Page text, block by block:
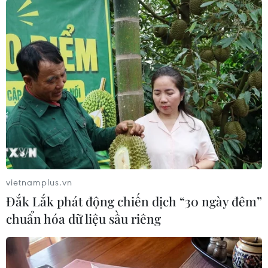
Lãnh đạo Ai Cập, Qatar và Các Tiểu vương quốc
Arab thống nhất (UAE) tham gia phiên họp về
ổn định khu vực, tập trung thảo luận các tác
động kinh tế toàn cầu từ xung đột Mỹ-Iran cũng
như tình trạng gián đoạn lưu thông qua eo biển
Hormuz.
Các nhà lãnh đạo G7 cũng theo dõi sát tiến trình
triển khai thỏa thuận giữa Washington và
Tehran. Theo kế hoạch, hai bên sẽ ký văn kiện
chính thức tại Thụy Sĩ ngày 19/6 trước khi khởi
động các cuộc đàm phán về chương trình hạt
nhân của Iran và các vấn đề liên quan.
tâm của Mỹ là bảo đảm Iran không sở hữu vũ
vietnamplus.vn
Đắk Lắk phát động chiến dịch “30 ngày đêm”
chuẩn hóa dữ liệu sầu riêng